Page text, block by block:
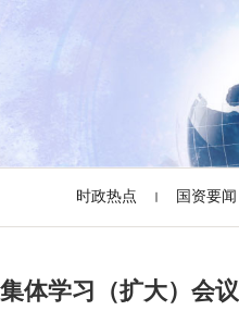
时政热点 国资要闻
体学习（扩大）会议